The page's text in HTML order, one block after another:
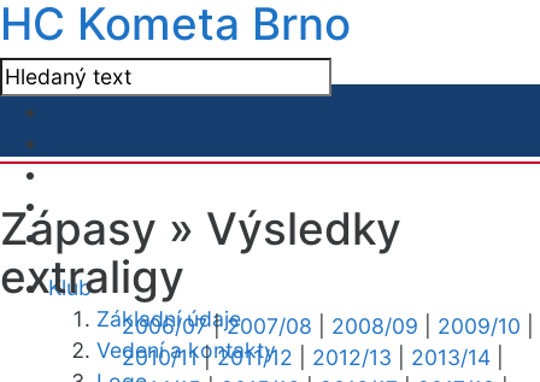
HC Kometa Brno
Klub
Základní údaje
Vedení a kontakty
Zápasy » Výsledky
extraligy
2006/07|2007/08 2008/09 2009/10
2010/11|2011/12 2012/13 2013/14